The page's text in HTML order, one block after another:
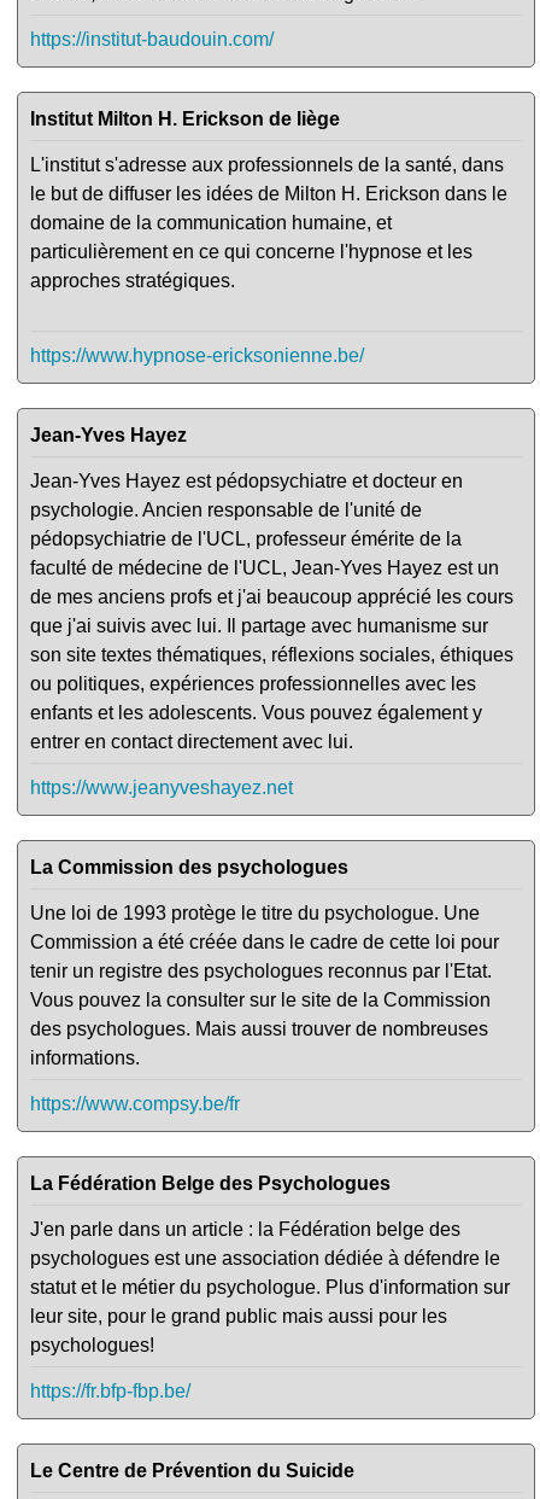
https://institut-baudouin.com/
Institut Milton H. Erickson de liège
L'institut s'adresse aux professionnels de la santé, dans
le but de diffuser les idées de Milton H. Erickson dans le
domaine de la communication humaine, et
particulièrement en ce qui concerne l'hypnose et les
approches stratégiques.
https://www.hypnose-ericksonienne.be/
Jean-Yves Hayez
Jean-Yves Hayez est pédopsychiatre et docteur en
psychologie. Ancien responsable de l'unité de
pédopsychiatrie de l'UCL, professeur émérite de la
faculté de médecine de l'UCL, Jean-Yves Hayez est un
de mes anciens profs et j'ai beaucoup apprécié les cours
que j'ai suivis avec lui. Il partage avec humanisme sur
son site textes thématiques, réflexions sociales, éthiques
ou politiques, expériences professionnelles avec les
enfants et les adolescents. Vous pouvez également y
entrer en contact directement avec lui.
https://www.jeanyveshayez.net
La Commission des psychologues
Une loi de 1993 protège le titre du psychologue. Une
Commission a été créée dans le cadre de cette loi pour
tenir un registre des psychologues reconnus par l'Etat.
Vous pouvez la consulter sur le site de la Commission
des psychologues. Mais aussi trouver de nombreuses
informations.
https://www.compsy.be/fr
La Fédération Belge des Psychologues
J'en parle dans un article : la Fédération belge des
psychologues est une association dédiée à défendre le
statut et le métier du psychologue. Plus d'information sur
leur site, pour le grand public mais aussi pour les
psychologues!
https://fr.bfp-fbp.be/
Le Centre de Prévention du Suicide